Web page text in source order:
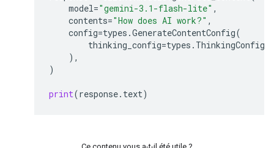
model="gemini-3.1-flash-lite" ,
contents="How does AI work?" ,
config=types .GenerateContentConfig(
thinking_config=types . ThinkingConfig
),
)
print(response. text)